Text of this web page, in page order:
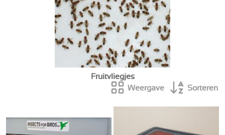
Fruitvliegjes
Weergave
Sorteren